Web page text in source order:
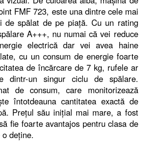
FMF 723, este una dintre cele mai
de spălat de pe piaţă. Cu un rating
A+++, nu numai că vei reduce
electrică dar vei avea haine
cu un consum de energie foarte
de încărcare de 7 kg, rufele ar
dintr-un singur ciclu de spălare.
de consum, care monitorizează
întotdeauna cantitatea exactă de
Preţul său iniţial mai mare, a fost
fie foarte avantajos pentru clasa de
deţine.